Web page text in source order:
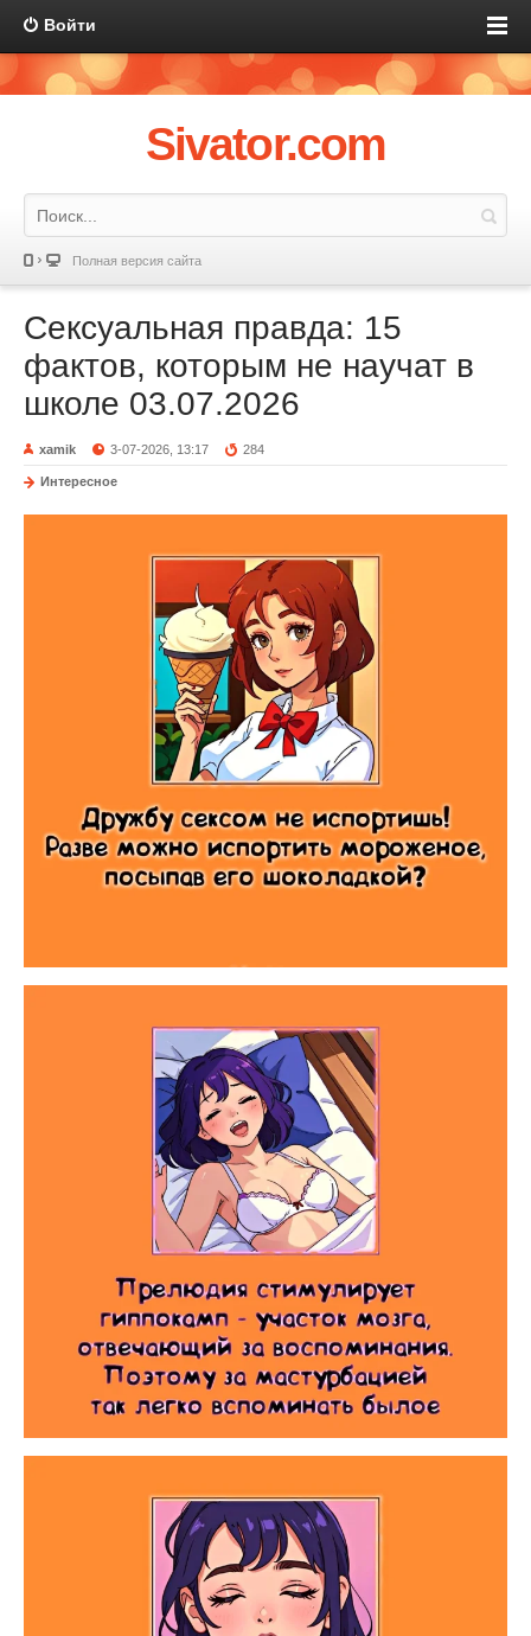
Войти
Sivator.com
Полная версия сайта
Сексуальная правда: 15
фактов, которым не научат в
школе 03.07.2026
xamik 3-07-2026, 13:17 284
Интересное